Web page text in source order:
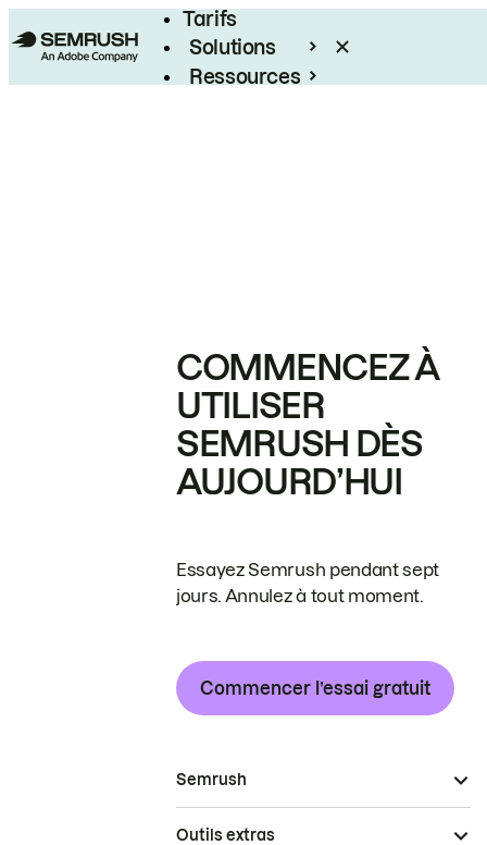
Tarifs
Solutions
Ressources
COMMENCEZ À
UTILISER
SEMRUSH DÈS
AUJOURD’HUI
Essayez Semrush pendant sept
jours. Annulez à tout moment.
Commencer l’essai gratuit
Semrush
Outils extras